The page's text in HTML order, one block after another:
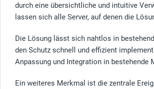
durch eine übersichtliche und intuitive
lassen sich alle Server, auf denen die
Die Lösung lässt sich nahtlos in
den Schutz schnell und effizient
Anpassung und Integration in bestehende
Ein weiteres Merkmal ist die zentrale